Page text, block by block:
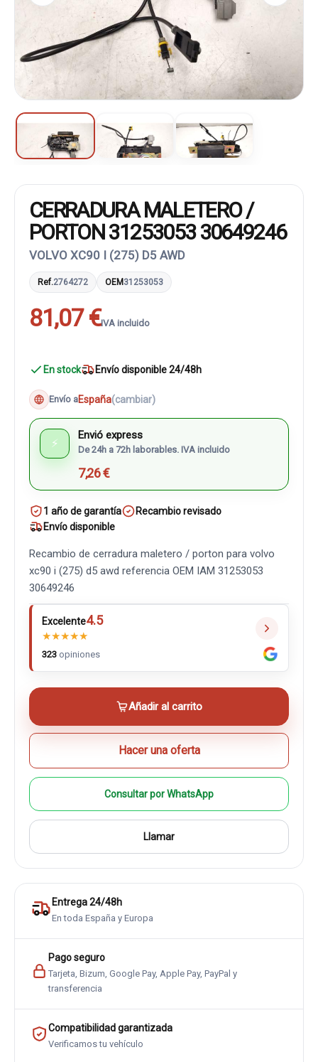
CERRADURA MALETERO /
PORTON 31253053 30649246
VOLVO XC90 I (275) D5 AWD
Ref.2764272 OEM31253053
81,07 €IVA incluido
En stock Envío disponible 24/48h
Envío aEspaña(cambiar)
⚡
Envió express
De 24h a 72h laborables. IVA incluido
7,26 €
1 año de garantía
Recambio revisado
Envío disponible
Recambio de cerradura maletero / porton para volvo
xc90 i (275) d5 awd referencia OEM IAM 31253053
30649246
Excelente4.5
★★★★★
323 opiniones
Añadir al carrito
Hacer una oferta
Consultar por WhatsApp
Llamar
Entrega 24/48h
En toda España y Europa
Pago seguro
Tarjeta, Bizum, Google Pay, Apple Pay, PayPal y
transferencia
Compatibilidad garantizada
Verificamos tu vehículo